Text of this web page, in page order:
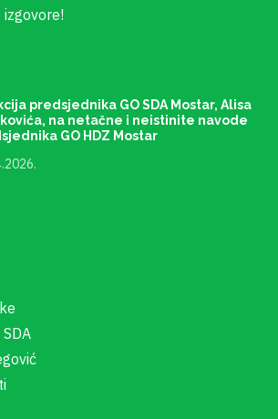
predsjednika GO SDA Mostar, Alisa
na netačne i neistinite navode
GO HDZ Mostar